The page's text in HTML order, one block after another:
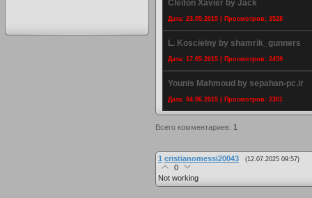
Cleiton Xavier by Jack
Дата: 23.05.2015 | Просмотров: 3528
L. Koscielny by shamrik_gunners
Дата: 17.05.2015 | Просмотров: 2459
Younis Mahmoud by sepahan-pc.ir
Дата: 04.06.2015 | Просмотров: 2301
Всего комментариев: 1
1 cristianomessi20043 (12.07.2025 09:57)
0
Not working